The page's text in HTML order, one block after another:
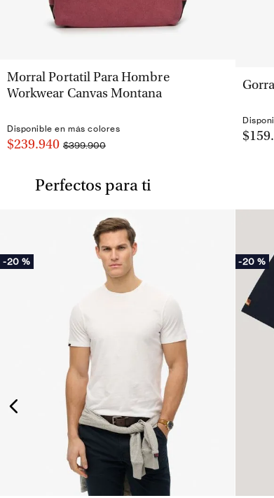
VISTA RÁPIDA
Morral Portatil Para Hombre
Workwear Canvas Montana
Disponible en más colores
$239.940 $399.900
Perfectos para ti
-20 % -20 %